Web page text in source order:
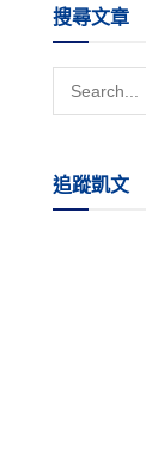
搜尋文章
追蹤凱文